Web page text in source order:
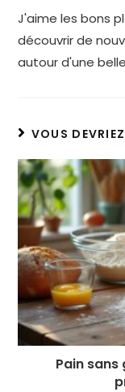
J'aime les bons
découvrir de
autour d'une
VOUS
Pain